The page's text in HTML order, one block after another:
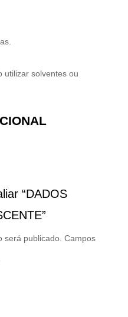
utilizar solventes ou
“DADOS
será publicado. Campos